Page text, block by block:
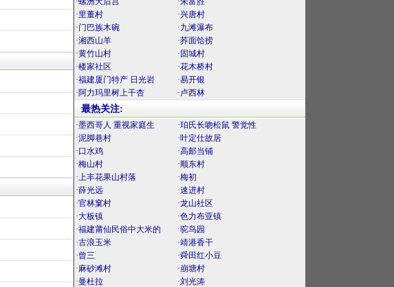
·里董村
·兴唐村
·门巴族木碗
·九滩瀑布
·湘西山羊
·荞面饸捞
·黄竹山村
·固城村
·楼家社区
·花木桥村
·福建厦门特产 日光岩
·易开银
·阿力玛里树上干杏
·卢西林
最热关注:
·墨西哥人 重视家庭生
·珀氏长吻松鼠 警觉性
·泥脚巷村
·叶定仕故居
·口水鸡
·高邮当铺
·梅山村
·顺东村
·上丰花果山村落
·梅初
·薛光远
·速进村
·官林窠村
·龙山社区
·大板镇
·色力布亚镇
·福建莆仙民俗中大米的
·驼鸟园
·古浪玉米
·靖港香干
·曾三
·舜田红小豆
·麻砂滩村
·崩塘村
·曼杜拉
·刘光涛